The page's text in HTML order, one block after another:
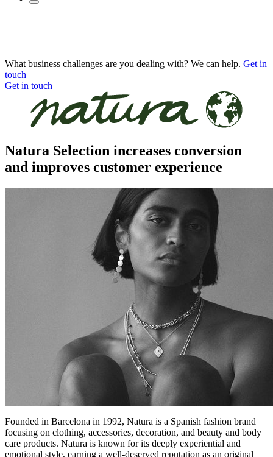
What business challenges are you dealing with? We can help. Get in
touch
Get in touch
Natura Selection increases conversion
and improves customer experience
Founded in Barcelona in 1992, Natura is a Spanish fashion brand
focusing on clothing, accessories, decoration, and beauty and body
care products. Natura is known for its deeply experiential and
emotional style, earning a well-deserved reputation as an original